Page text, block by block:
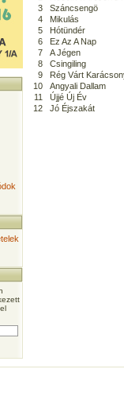
3
Száncsengö
4
Mikulás
5
Hótündér
6
Ez Az A Nap
7
A Jégen
8
Csingiling
9
Rég Várt
10
Angyali Dallam
11
Újjé Új Év
12
Jó Éjszakát